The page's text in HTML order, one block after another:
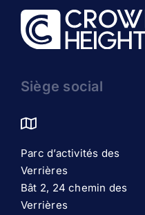
Siège social
Parc d’activités des
Verrières
Bât 2, 24 chemin des
Verrières